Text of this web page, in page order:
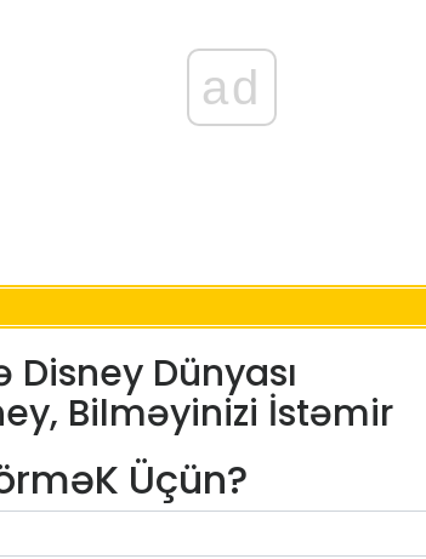
ad
Dünyası
Bilməyinizi İstəmir
Üçün?